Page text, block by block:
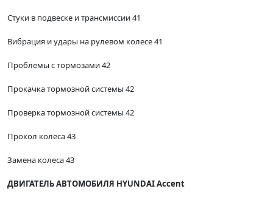
Стуки в подвеске и трансмиссии 41
Вибрация и удары на рулевом колесе 41
Проблемы с тормозами 42
Прокачка тормозной системы 42
Проверка тормозной системы 42
Прокол колеса 43
Замена колеса 43
ДВИГАТЕЛЬ АВТОМОБИЛЯ HYUNDAI Accent